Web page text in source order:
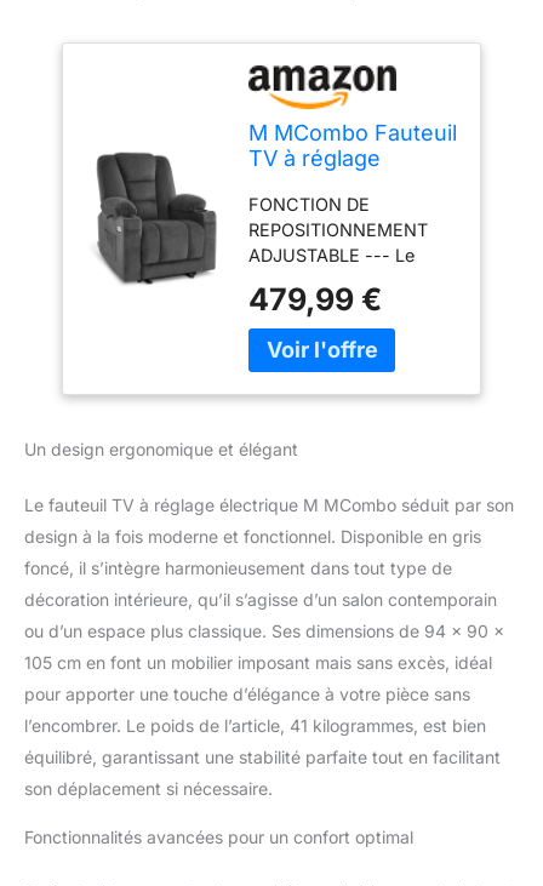
M MCombo Fauteuil
TV à réglage
Relax avec Fonction
Chaise Longue,
Fauteuil TV avec
Fonction Massage
& Chauffage, USB &
Porte-Boissons,
Salon, Tissu, 7008
FONCTION DE
REPOSITIONNEMENT
ADJUSTABLE --- Le
peut être incliné en
continu jusqu'à 150°. Le
repose-pieds prolongé
idéale pour regarder la
position des pieds à
hauteur du cœur, vous
générez une circulation
en position allongé.
MASSAGE &
CHAUFFAGE --- 4
parties, 8 points de
vibration (dos, hanche,
jambe, mollet) avec la
fonction de minuterie
vous offrent une
massage. L'élément
479,99 €
Un design ergonomique et élégant
Le fauteuil TV à réglage électrique M MCombo séduit par son
design à la fois moderne et fonctionnel. Disponible en gris
foncé, il s’intègre harmonieusement dans tout type de
décoration intérieure, qu’il s’agisse d’un salon contemporain
ou d’un espace plus classique. Ses dimensions de 94 x 90 x
105 cm en font un mobilier imposant mais sans excès, idéal
pour apporter une touche d’élégance à votre pièce sans
l’encombrer. Le poids de l’article, 41 kilogrammes, est bien
équilibré, garantissant une stabilité parfaite tout en facilitant
son déplacement si nécessaire.
Fonctionnalités avancées pour un confort optimal